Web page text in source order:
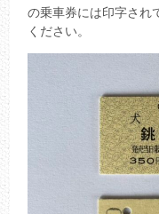
の乗車券には印字され
ください。